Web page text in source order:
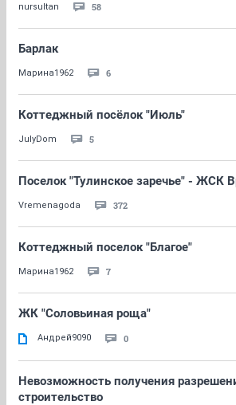
nursultan 58
Барлак
Марина1962 6
Коттеджный посёлок "Июль"
JulyDom 5
Поселок "Тулинское заречье" - ЖСК
Vremenagoda 372
Коттеджный поселок "Благое"
Марина1962 7
ЖК "Соловьиная роща"
Андрей9090 0
Невозможность получения
строительство